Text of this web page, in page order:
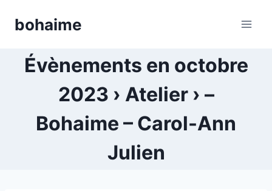
bohaime
Évènements en octobre
2023 › Atelier › –
Bohaime – Carol-Ann
Julien